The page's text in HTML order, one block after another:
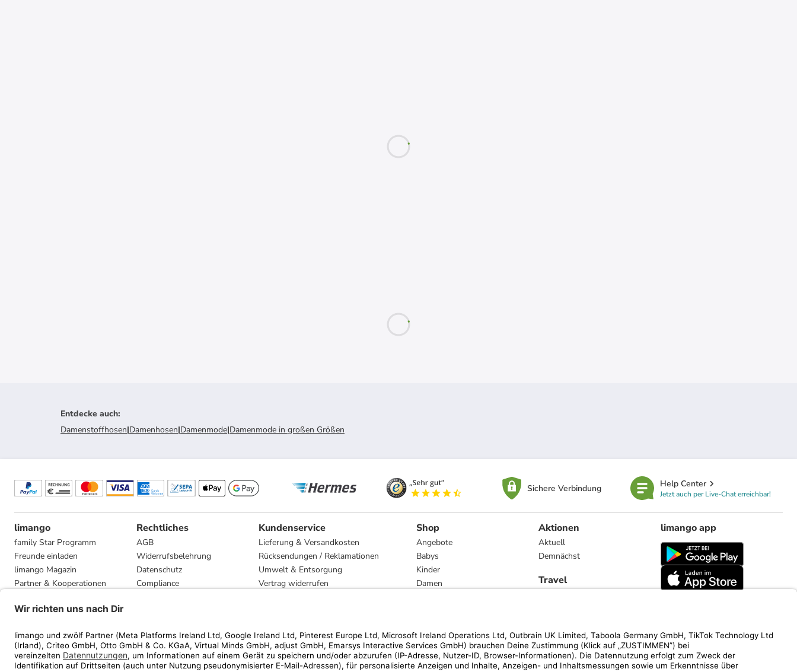
Entdecke auch:
Damenstoffhosen|Damenhosen|Damenmode|Damenmode in großen Größen
Sichere Verbindung Help Center
Jetzt auch per Live-Chat erreichbar!
limango
family Star Programm
Freunde einladen
limango Magazin
Partner & Kooperationen
Presse
Rechtliches
AGB
Widerrufsbelehrung
Datenschutz
Compliance
Kundenservice
Lieferung & Versandkosten
Rücksendungen / Reklamationen
Umwelt & Entsorgung
Vertrag widerrufen
Shop
Angebote
Babys
Kinder
Damen
Marken
Aktionen
Aktuell
Demnächst
Travel
limango app